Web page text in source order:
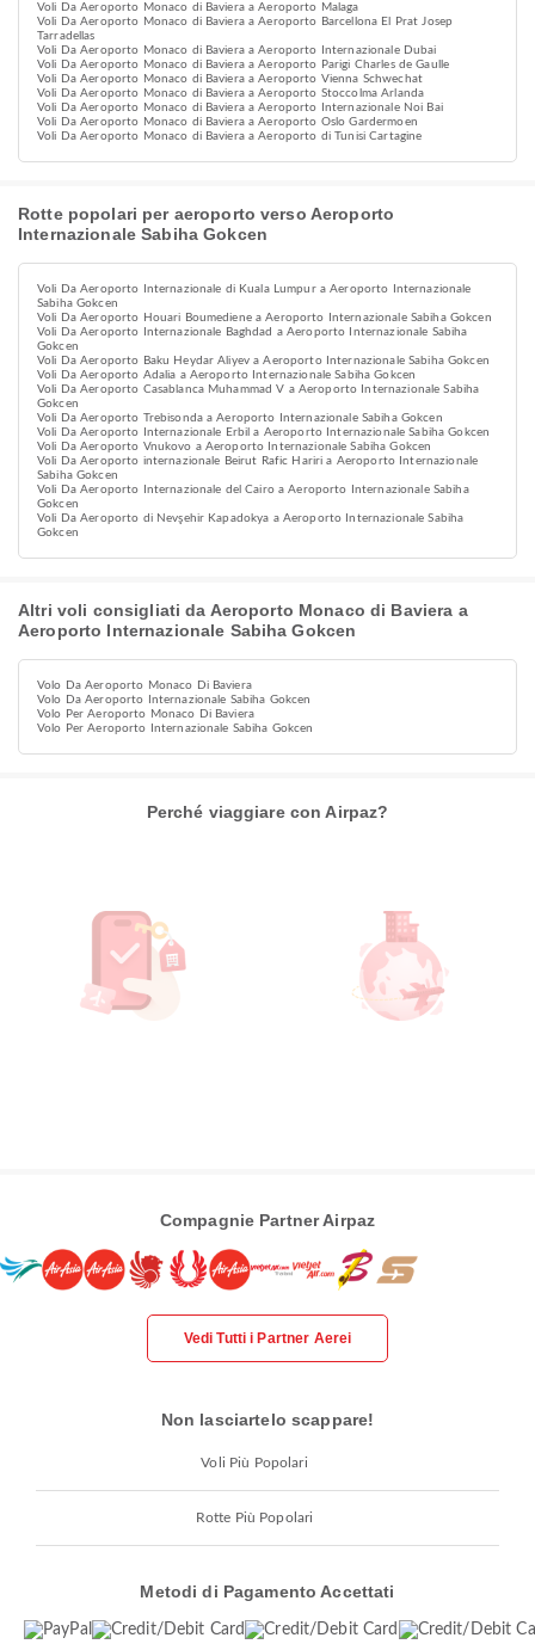
Voli Da Aeroporto Monaco di Baviera a Aeroporto Malaga
Voli Da Aeroporto Monaco di Baviera a Aeroporto Barcellona El Prat Josep
Tarradellas
Voli Da Aeroporto Monaco di Baviera a Aeroporto Internazionale Dubai
Voli Da Aeroporto Monaco di Baviera a Aeroporto Parigi Charles de Gaulle
Voli Da Aeroporto Monaco di Baviera a Aeroporto Vienna Schwechat
Voli Da Aeroporto Monaco di Baviera a Aeroporto Stoccolma Arlanda
Voli Da Aeroporto Monaco di Baviera a Aeroporto Internazionale Noi Bai
Voli Da Aeroporto Monaco di Baviera a Aeroporto Oslo Gardermoen
Voli Da Aeroporto Monaco di Baviera a Aeroporto di Tunisi Cartagine
Rotte popolari per aeroporto verso Aeroporto
Internazionale Sabiha Gokcen
Voli Da Aeroporto Internazionale di Kuala Lumpur a Aeroporto Internazionale
Sabiha Gokcen
Voli Da Aeroporto Houari Boumediene a Aeroporto Internazionale Sabiha Gokcen
Voli Da Aeroporto Internazionale Baghdad a Aeroporto Internazionale Sabiha
Gokcen
Voli Da Aeroporto Baku Heydar Aliyev a Aeroporto Internazionale Sabiha Gokcen
Voli Da Aeroporto Adalia a Aeroporto Internazionale Sabiha Gokcen
Voli Da Aeroporto Casablanca Muhammad V a Aeroporto Internazionale Sabiha
Gokcen
Voli Da Aeroporto Trebisonda a Aeroporto Internazionale Sabiha Gokcen
Voli Da Aeroporto Internazionale Erbil a Aeroporto Internazionale Sabiha Gokcen
Voli Da Aeroporto Vnukovo a Aeroporto Internazionale Sabiha Gokcen
Voli Da Aeroporto internazionale Beirut Rafic Hariri a Aeroporto Internazionale
Sabiha Gokcen
Voli Da Aeroporto Internazionale del Cairo a Aeroporto Internazionale Sabiha
Gokcen
Voli Da Aeroporto di Nevşehir Kapadokya a Aeroporto Internazionale Sabiha
Gokcen
Altri voli consigliati da Aeroporto Monaco di Baviera a
Aeroporto Internazionale Sabiha Gokcen
Volo Da Aeroporto Monaco Di Baviera
Volo Da Aeroporto Internazionale Sabiha Gokcen
Volo Per Aeroporto Monaco Di Baviera
Volo Per Aeroporto Internazionale Sabiha Gokcen
Perché viaggiare con Airpaz?
Compagnie Partner Airpaz
Vedi Tutti i Partner Aerei
Non lasciartelo scappare!
Voli Più Popolari
Rotte Più Popolari
Metodi di Pagamento Accettati